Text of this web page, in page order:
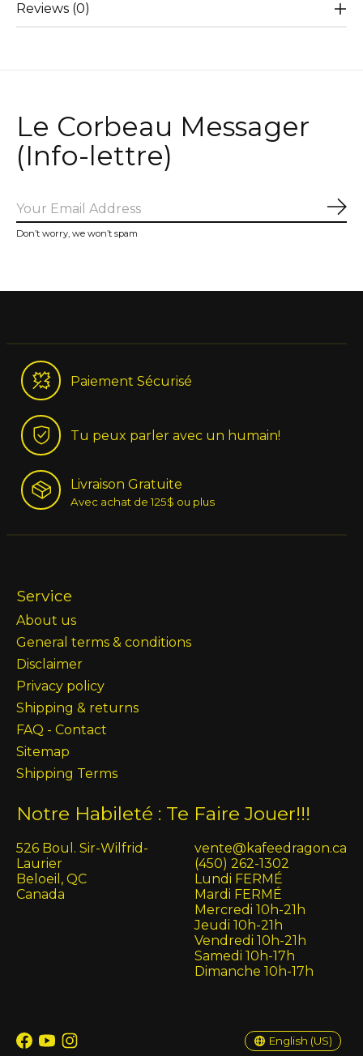
Reviews (0)
Le Corbeau Messager
(Info-lettre)
Don’t worry, we won’t spam
Paiement Sécurisé
Tu peux parler avec un humain!
Livraison Gratuite
Avec achat de 125$ ou plus
Service
About us
General terms & conditions
Disclaimer
Privacy policy
Shipping & returns
FAQ - Contact
Sitemap
Shipping Terms
Notre Habileté : Te Faire Jouer!!!
526 Boul. Sir-Wilfrid-
Laurier
Beloeil, QC
Canada
vente@kafeedragon.ca
(450) 262-1302
Lundi FERMÉ
Mardi FERMÉ
Mercredi 10h-21h
Jeudi 10h-21h
Vendredi 10h-21h
Samedi 10h-17h
Dimanche 10h-17h
English (US)
English (US)